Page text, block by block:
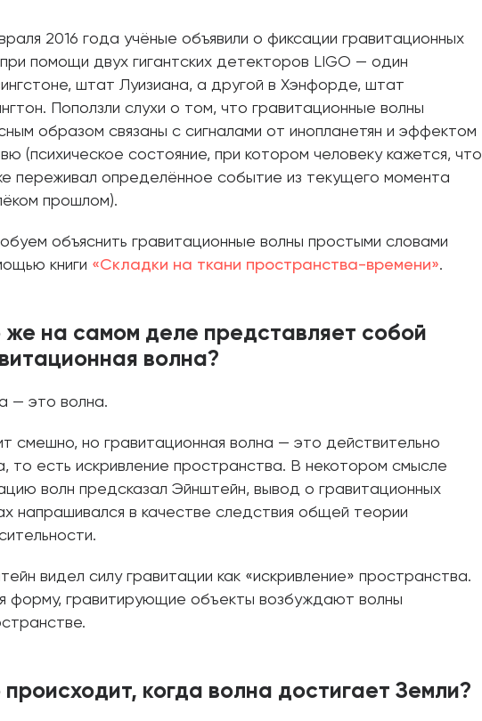
2016 года учёные объявили о фиксации гравитационных
помощи двух гигантских детекторов LIGO — один
штат Луизиана, а другой в Хэнфорде, штат
Поползли слухи о том, что гравитационные волны
образом связаны с сигналами от инопланетян и эффектом
(психическое состояние, при котором человеку кажется, что
переживал определённое событие из текущего момента
прошлом).
объяснить гравитационные волны простыми словами
книги «Складки на ткани пространства-времени».
же на самом деле представляет собой
волна?
— это волна.
смешно, но гравитационная волна — это действительно
то есть искривление пространства. В некотором смысле
волн предсказал Эйнштейн, вывод о гравитационных
напрашивался в качестве следствия общей теории
видел силу гравитации как «искривление» пространства.
форму, гравитирующие объекты возбуждают волны
происходит, когда волна достигает Земли?